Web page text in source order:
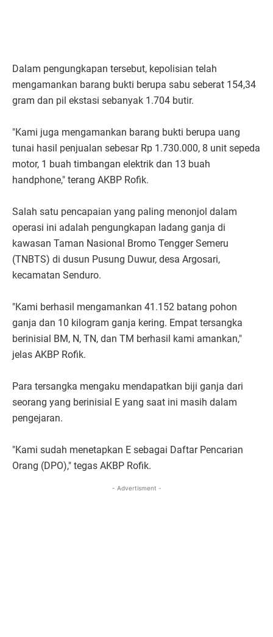
Dalam pengungkapan tersebut, kepolisian telah
mengamankan barang bukti berupa sabu seberat 154,34
gram dan pil ekstasi sebanyak 1.704 butir.
"Kami juga mengamankan barang bukti berupa uang
tunai hasil penjualan sebesar Rp 1.730.000, 8 unit sepeda
motor, 1 buah timbangan elektrik dan 13 buah
handphone," terang AKBP Rofik.
Salah satu pencapaian yang paling menonjol dalam
operasi ini adalah pengungkapan ladang ganja di
kawasan Taman Nasional Bromo Tengger Semeru
(TNBTS) di dusun Pusung Duwur, desa Argosari,
kecamatan Senduro.
"Kami berhasil mengamankan 41.152 batang pohon
ganja dan 10 kilogram ganja kering. Empat tersangka
berinisial BM, N, TN, dan TM berhasil kami amankan,"
jelas AKBP Rofik.
Para tersangka mengaku mendapatkan biji ganja dari
seorang yang berinisial E yang saat ini masih dalam
pengejaran.
"Kami sudah menetapkan E sebagai Daftar Pencarian
Orang (DPO)," tegas AKBP Rofik.
- Advertisment -